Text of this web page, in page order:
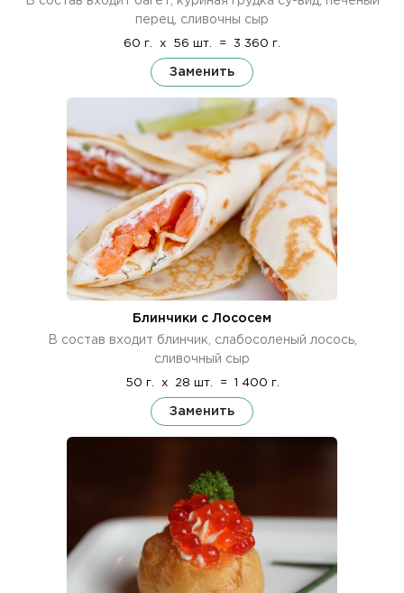
перец, сливочны сыр
60 г. x 56 шт. = 3 360 г.
Заменить
Блинчики с Лососем
В состав входит блинчик, слабосоленый лосось,
сливочный сыр
50 г. x 28 шт. = 1 400 г.
Заменить